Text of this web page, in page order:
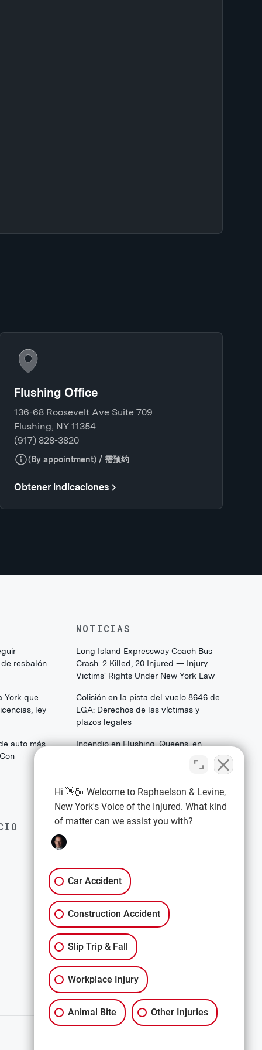
Flushing Office
136-68 Roosevelt Ave Suite 709
Flushing, NY 11354
(917) 828-3820
(By appointment) / 需预约
Obtener indicaciones
resbalón
York que
ley
auto más
NOTICIAS
Long Island Expressway Coach Bus
Crash: 2 Killed, 20 Injured — Injury
Victims' Rights Under New York Law
Colisión en la pista del vuelo 8646 de
LGA: Derechos de las víctimas y
plazos legales
Incendio en Flushing, Queens, en
familias y los sobrevivientes deben
EXPLORE
Términos y condiciones
Descargo de responsabilidad
All Services
Hi 👋🏼 Welcome to Raphaelson & Levine,
New York's Voice of the Injured. What kind
of matter can we assist you with?
Car Accident
Construction Accident
Slip Trip & Fall
Workplace Injury
Animal Bite Other Injuries